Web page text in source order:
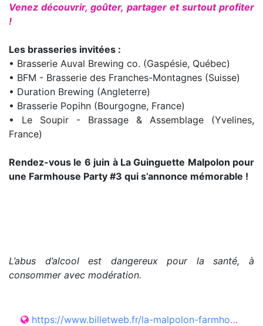
Venez découvrir, goûter, partager et surtout profiter
!
Les brasseries invitées :
• Brasserie Auval Brewing co. (Gaspésie, Québec)
• BFM - Brasserie des Franches-Montagnes (Suisse)
• Duration Brewing (Angleterre)
• Brasserie Popihn (Bourgogne, France)
• Le Soupir - Brassage & Assemblage (Yvelines,
France)
Rendez-vous le 6 juin à La Guinguette Malpolon pour
une Farmhouse Party #3 qui s’annonce mémorable !
L’abus d’alcool est dangereux pour la santé, à
consommer avec modération.
https://www.billetweb.fr/la-malpolon-farmhouse-party3